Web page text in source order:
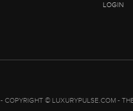
LOGIN
- COPYRIGHT © LUXURYPULSE.COM -